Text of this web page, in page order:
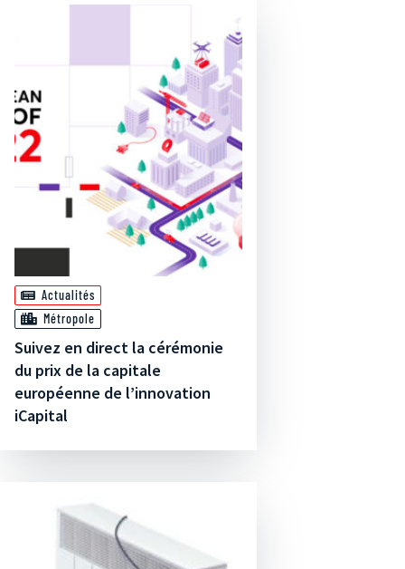
Actualités
Métropole
Suivez en direct la cérémonie
du prix de la capitale
européenne de l’innovation
iCapital